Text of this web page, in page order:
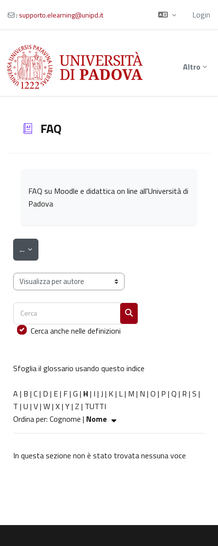
Vai al contenuto principale
: supporto.elearning@unipd.it Login
Altro
FAQ
FAQ su Moodle e didattica on line all'Università di
Padova
... Esporta voci
Sfoglia il glossario usando questo indice
Cerca
Cerca
Cerca anche nelle definizioni
Sfoglia il glossario usando questo indice
A | B | C| D | E| F| G | H| I | J | K | L| M | N | O | P | Q | R | S |
T | U | V| W| X| Y| Z | TUTTI
Ordinato per Nome crescente
Ordina per: Cognome | Nome
In questa sezione non è stato trovata nessuna voce